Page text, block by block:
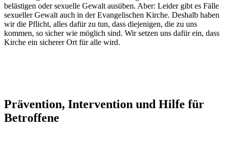
belästigen oder sexuelle Gewalt ausüben. Aber: Leider gibt es Fälle
sexueller Gewalt auch in der Evangelischen Kirche. Deshalb haben
wir die Pflicht, alles dafür zu tun, dass diejenigen, die zu uns
kommen, so sicher wie möglich sind. Wir setzen uns dafür ein, dass
Kirche ein sicherer Ort für alle wird.
Prävention, Intervention und Hilfe für
Betroffene